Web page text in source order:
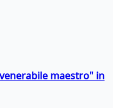
maestro" in